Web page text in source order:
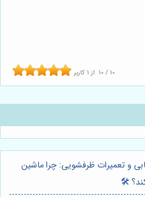
10 / 10 از 1 کاربر
و تعمیرات ظرفشویی: چرا ماشین
🛠️